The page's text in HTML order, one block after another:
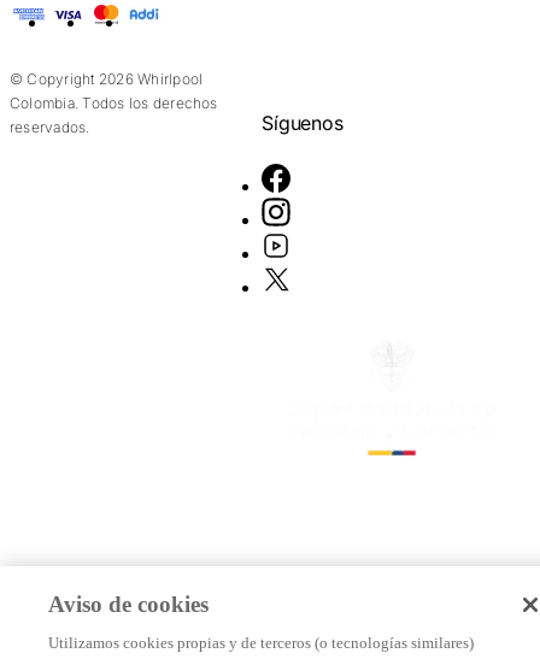
American Express
Visa Mastercard
© Copyright 2026 Whirlpool
Colombia. Todos los derechos
reservados.
Síguenos
Aviso de cookies
Utilizamos cookies propias y de terceros (o tecnologías similares)